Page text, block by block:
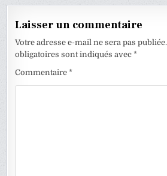
Laisser un commentaire
Votre adresse e-mail ne sera pas publiée.
obligatoires sont indiqués avec*
Commentaire*